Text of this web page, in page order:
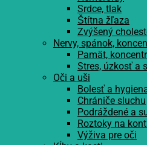
Srdce, tlak
Štítna žľaza
Zvýšený
Nervy, spánok,
Pamät,
Stres, úzkosť a
Oči a uši
Bolesť a
Chrániče sluchu
Podráždené a
Roztoky na
Výživa pre oči